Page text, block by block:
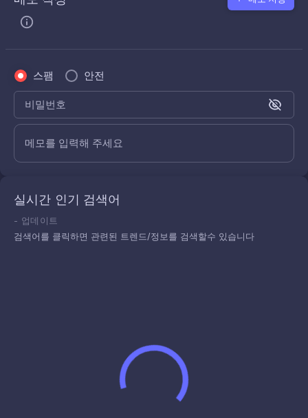
스팸 안전
비밀번호
메모를 입력해 주세요
실시간 인기 검색어
- 업데이트
검색어를 클릭하면 관련된 트렌드/정보를 검색할수 있습니다